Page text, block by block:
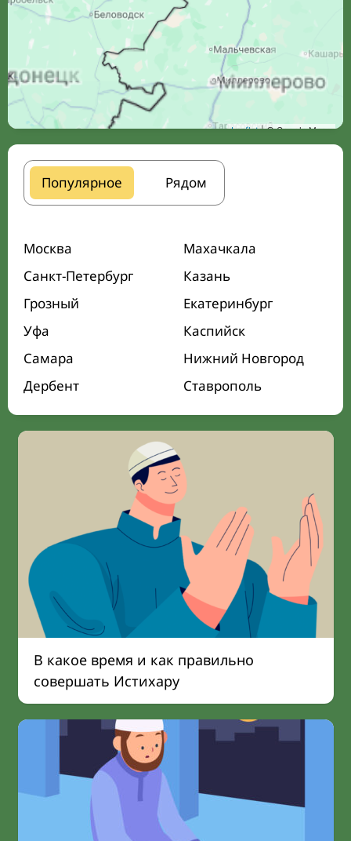
Leaflet| © Google Maps
Популярное Рядом
Москва
Махачкала
Санкт-Петербург
Казань
Грозный
Екатеринбург
Уфа
Каспийск
Самара
Нижний Новгород
Дербент
Ставрополь
В какое время и как правильно
совершать Истихару